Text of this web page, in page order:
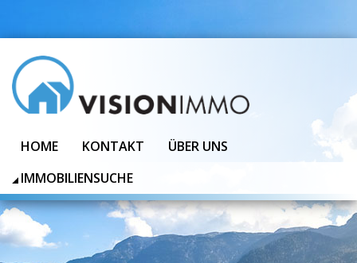
HOME KONTAKT
ÜBER UNS
IMMOBILIENSUCHE